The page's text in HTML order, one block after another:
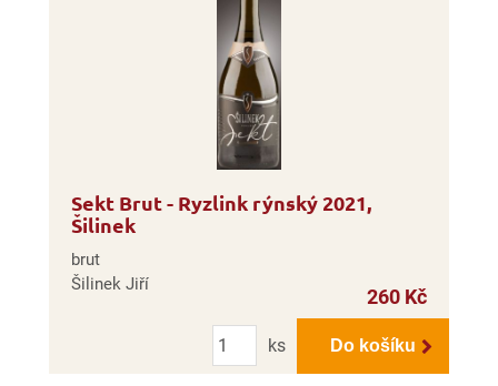
Sekt Brut - Ryzlink rýnský 2021,
Šilinek
brut
Šilinek Jiří
260 Kč
Počet
ks
Do košíku